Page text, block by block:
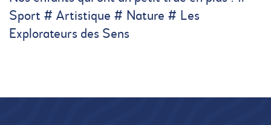
Sport # Artistique # Nature # Les
Explorateurs des Sens